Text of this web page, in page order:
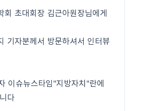
회 초대회장 김근아원장님에게
기자분께서 방문하셔서 인터뷰
이슈뉴스타임"지방자치"란에
다